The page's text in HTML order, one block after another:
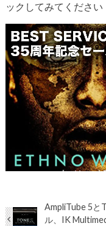
ックしてみてください
AmpliTube 5と
ル、IK